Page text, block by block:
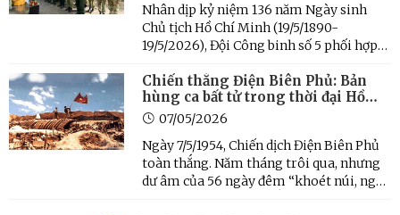
Nhân dịp kỷ niệm 136 năm Ngày sinh
Chủ tịch Hồ Chí Minh (19/5/1890-
19/5/2026), Đội Công binh số 5 phối hợp
binh đã tổ chức Lễ dâng hương, báo công
dân Bác tại Khu Di tích Chủ tịch Hồ Chí
Minh tại Đá Chông (Ba ...
Chiến thắng Điện Biên Phủ: Bản
hùng ca bất tử trong thời đại Hồ
Chí Minh
07/05/2026
Ngày 7/5/1954, Chiến dịch Điện Biên Phủ
toàn thắng. Năm tháng trôi qua, nhưng
dư âm của 56 ngày đêm “khoét núi, ngủ